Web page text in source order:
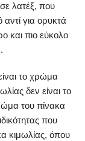
λατέξ, που
αντί για ορυκτά
και πιο εύκολο
το χρώμα
δεν είναι το
του πίνακα
που
κιμωλίας, όπου